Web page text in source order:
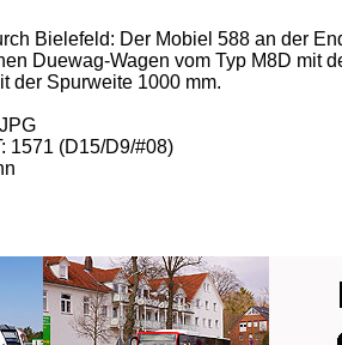
Bielefeld: Der Mobiel 588 an der
Duewag-Wagen vom Typ M8D mit
der Spurweite 1000 mm.
1571 (D15/D9/#08)